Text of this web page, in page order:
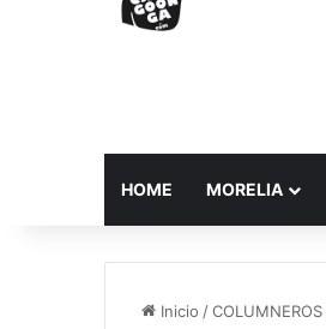
HOME MORELIA
Inicio /COLUMNEROS